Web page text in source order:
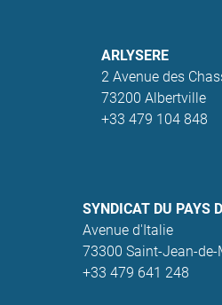
ARLYSERE
2 Avenue des
73200 Albertville
+33 479 104 848
SYNDICAT DU PAYS
Avenue d'Italie
73300 Saint-Jean-de-
+33 479 641 248